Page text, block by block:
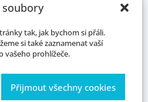
soubory
tak, jak bychom si přáli.
si také zaznamenat vaší
vašeho prohlížeče.
Přijmout všechny cookies